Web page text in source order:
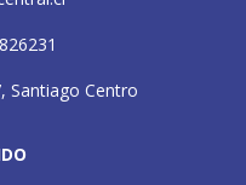
Santiago Centro